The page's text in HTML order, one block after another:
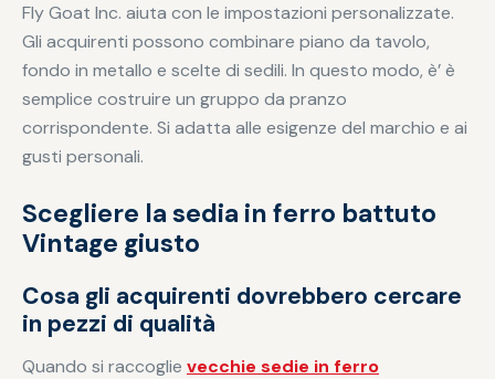
Fly Goat Inc. aiuta con le impostazioni personalizzate.
Gli acquirenti possono combinare piano da tavolo,
fondo in metallo e scelte di sedili. In questo modo, è’ è
semplice costruire un gruppo da pranzo
corrispondente. Si adatta alle esigenze del marchio e ai
gusti personali.
Scegliere la sedia in ferro battuto
Vintage giusto
Cosa gli acquirenti dovrebbero cercare
in pezzi di qualità
Quando si raccoglie vecchie sedie in ferro